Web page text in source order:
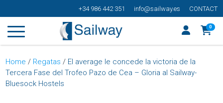
+34 986 442 351 info@sailway.es CONTACT
0
Home / Regatas / El average le concede la victoria de la
Tercera Fase del Trofeo Pazo de Cea – Gloria al Sailway-
Bluesock Hostels